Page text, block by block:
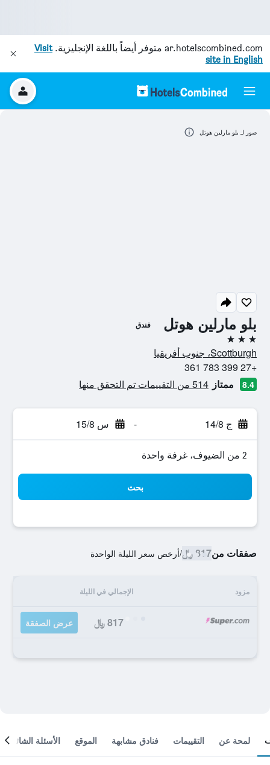
ar.hotelscombined.com متوفر أيضاً باللغة الإنجليزية.Visit
site in English
بلو مارلين هوتل فندق
3 نجوم
Scottburgh، جنوب أفريقيا
+27 399 783 361
8.4 ممتاز 514 من التقييمات تم التحقق منها
ج 14/8 - س 15/8
2 من الضيوف، غرفة واحدة
بحث
صفقات من817 ﷼ /أرخص سعر الليلة الواحدة
مزود الإجمالي في الليلة
817 ﷼ عرض الصفقة
صور لـ بلو مارلين هوتل
لمحة عن التقييمات فنادق مشابهة الموقع الأسئلة الشائعة